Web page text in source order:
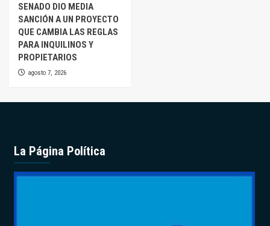
SENADO DIO MEDIA
SANCIÓN A UN PROYECTO
QUE CAMBIA LAS REGLAS
PARA INQUILINOS Y
PROPIETARIOS
agosto 7, 2026
La Página Política